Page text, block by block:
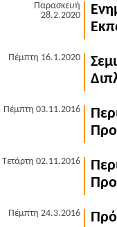
Παρασκευή
28.2.2020
Πέμπτη 16.1.2020
Πέμπτη 03.11.2016
Τετάρτη 02.11.2016
Πέμπτη 24.3.2016